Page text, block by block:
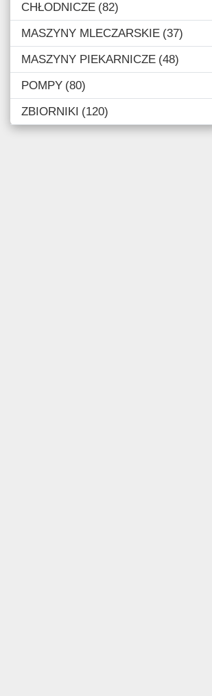
CHŁODNICZE 82
MASZYNY MLECZARSKIE 37
MASZYNY PIEKARNICZE 48
POMPY 80
ZBIORNIKI
120